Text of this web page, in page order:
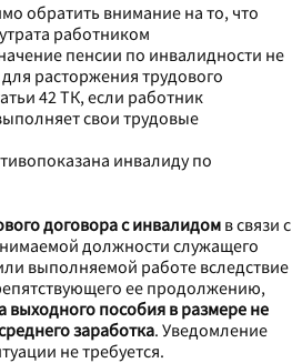
обратить внимание на то, что
работником
пенсии по инвалидности не
расторжения трудового
42 ТК, если работник
свои трудовые
инвалиду по
договора с инвалидом в связи с
должности служащего
выполняемой работе вследствие
ее продолжению,
выходного пособия в размере не
заработка. Уведомление
не требуется.